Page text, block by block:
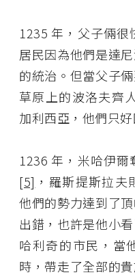
1235 年，父子倆
居民因為他們是達
的統治。但當父子
草原上的波洛夫齊
加利西亞，他們只
1236 年，米哈伊
[5] ，羅斯提斯拉夫
他們的勢力達到了
出錯，也許是他小
哈利奇的市民，當
時，帶走了全部的